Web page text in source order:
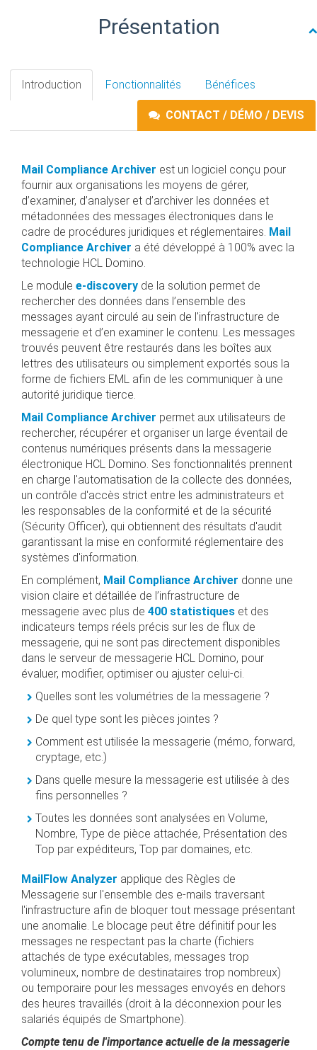
Présentation
Introduction Fonctionnalités Bénéfices
CONTACT / DÉMO / DEVIS
Mail Compliance Archiver est un logiciel conçu pour
fournir aux organisations les moyens de gérer,
d’examiner, d’analyser et d’archiver les données et
métadonnées des messages électroniques dans le
cadre de procédures juridiques et réglementaires. Mail
Compliance Archiver a été développé à 100% avec la
technologie HCL Domino.
Le module e-discovery de la solution permet de
rechercher des données dans l’ensemble des
messages ayant circulé au sein de l'infrastructure de
messagerie et d’en examiner le contenu. Les messages
trouvés peuvent être restaurés dans les boîtes aux
lettres des utilisateurs ou simplement exportés sous la
forme de fichiers EML afin de les communiquer à une
autorité juridique tierce.
Mail Compliance Archiver permet aux utilisateurs de
rechercher, récupérer et organiser un large éventail de
contenus numériques présents dans la messagerie
électronique HCL Domino. Ses fonctionnalités prennent
en charge l'automatisation de la collecte des données,
un contrôle d'accès strict entre les administrateurs et
les responsables de la conformité et de la sécurité
(Sécurity Officer), qui obtiennent des résultats d'audit
garantissant la mise en conformité réglementaire des
systèmes d'information.
En complément, Mail Compliance Archiver donne une
vision claire et détaillée de l’infrastructure de
messagerie avec plus de 400 statistiques et des
indicateurs temps réels précis sur les de flux de
messagerie, qui ne sont pas directement disponibles
dans le serveur de messagerie HCL Domino, pour
évaluer, modifier, optimiser ou ajuster celui-ci.
Quelles sont les volumétries de la messagerie ?
De quel type sont les pièces jointes ?
Comment est utilisée la messagerie (mémo, forward,
cryptage, etc.)
Dans quelle mesure la messagerie est utilisée à des
fins personnelles ?
Toutes les données sont analysées en Volume,
Nombre, Type de pièce attachée, Présentation des
Top par expéditeurs, Top par domaines, etc.
MailFlow Analyzer applique des Règles de
Messagerie sur l'ensemble des e-mails traversant
l'infrastructure afin de bloquer tout message présentant
une anomalie. Le blocage peut être définitif pour les
messages ne respectant pas la charte (fichiers
attachés de type exécutables, messages trop
volumineux, nombre de destinataires trop nombreux)
ou temporaire pour les messages envoyés en dehors
des heures travaillés (droit à la déconnexion pour les
salariés équipés de Smartphone).
Compte tenu de l'importance actuelle de la messagerie